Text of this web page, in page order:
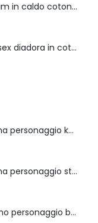
Maglia uomo nottingham in caldo cotone scollo a v manica lunga
3 pezzi Fantasmino unisex diadora in cotone mercerizzato tg dalla 35 alla 46
Set asilo 3 pezzi bambina personaggio kuromi
Set 5 pezzi asilo bambina personaggio stitch angel
Set 4 pezzi asilo bambino personaggio batman